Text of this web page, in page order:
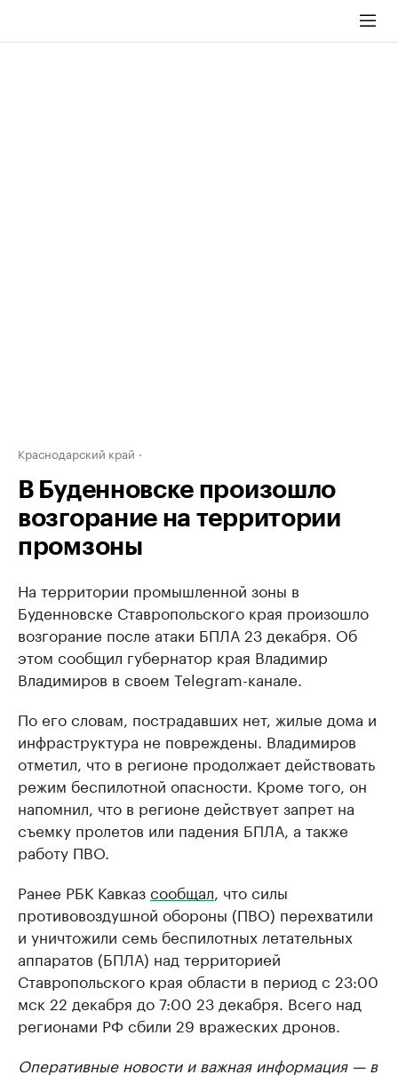
Краснодарский край
В Буденновске произошло
возгорание на территории
промзоны
На территории промышленной зоны в
Буденновске Ставропольского края произошло
возгорание после атаки БПЛА 23 декабря. Об
этом сообщил губернатор края Владимир
Владимиров в своем Telegram-канале.
По его словам, пострадавших нет, жилые дома и
инфраструктура не повреждены. Владимиров
отметил, что в регионе продолжает действовать
режим беспилотной опасности. Кроме того, он
напомнил, что в регионе действует запрет на
съемку пролетов или падения БПЛА, а также
работу ПВО.
Ранее РБК Кавказсообщал , что силы
противовоздушной обороны (ПВО) перехватили
и уничтожили семь беспилотных летательных
аппаратов (БПЛА) над территорией
Ставропольского края области в период с 23:00
мск 22 декабря до 7:00 23 декабря. Всего над
регионами РФ сбили 29 вражеских дронов.
Оперативные новости и важная информация — в